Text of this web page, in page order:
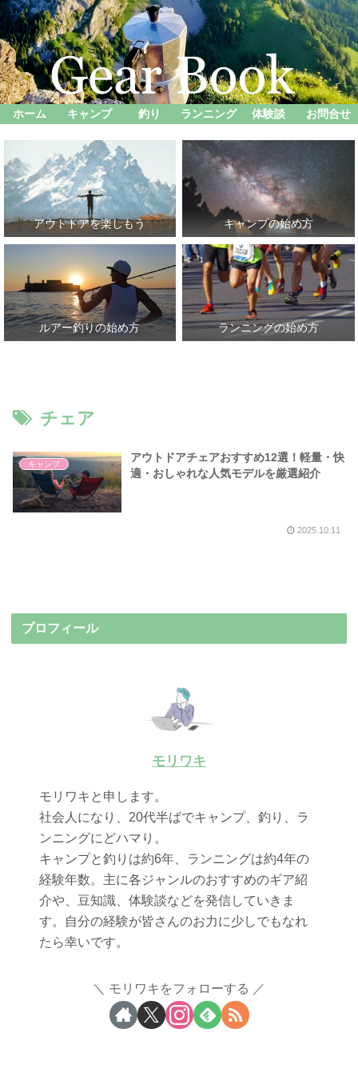
ホーム キャンプ 釣り ランニング 体験談 お問合せ
アウトドアを楽しもう キャンプの始め方
ルアー釣りの始め方 ランニングの始め方
チェア
キャンプ
アウトドアチェアおすすめ12選！軽量・快
適・おしゃれな人気モデルを厳選紹介
2025.10.11
プロフィール
モリワキ
モリワキと申します。
社会人になり、20代半ばでキャンプ、釣り、ラ
ンニングにどハマり。
キャンプと釣りは約6年、ランニングは約4年の
経験年数。主に各ジャンルのおすすめのギア紹
介や、豆知識、体験談などを発信していきま
す。自分の経験が皆さんのお力に少しでもなれ
たら幸いです。
モリワキをフォローする